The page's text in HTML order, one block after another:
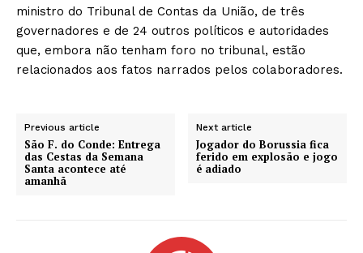
ministro do Tribunal de Contas da União, de três
governadores e de 24 outros políticos e autoridades
que, embora não tenham foro no tribunal, estão
relacionados aos fatos narrados pelos colaboradores.
Previous article
São F. do Conde: Entrega
das Cestas da Semana
Santa acontece até
amanhã
Next article
Jogador do Borussia fica
ferido em explosão e jogo
é adiado